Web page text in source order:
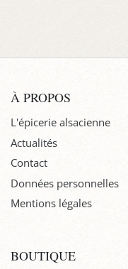
À PROPOS
L'épicerie alsacienne
Actualités
Contact
Données personnelles
Mentions légales
BOUTIQUE